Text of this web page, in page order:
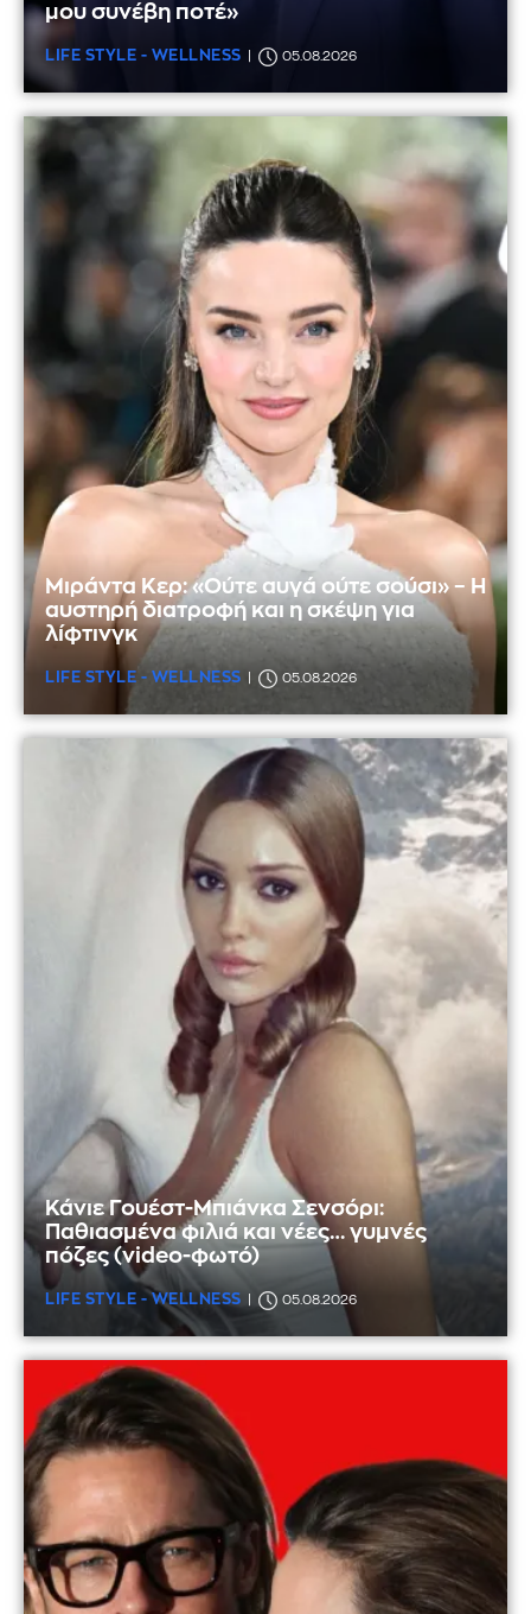
μου συνέβη ποτέ»
LIFE STYLE - WELLNESS 05.08.2026
Μιράντα Κερ: «Ούτε αυγά ούτε σούσι» – Η
αυστηρή διατροφή και η σκέψη για
λίφτινγκ
LIFE STYLE - WELLNESS 05.08.2026
Κάνιε Γουέστ-Μπιάνκα Σενσόρι:
Παθιασμένα φιλιά και νέες… γυμνές
πόζες (video-φωτό)
LIFE STYLE - WELLNESS 05.08.2026